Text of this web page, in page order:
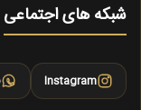
شبکه های اجتماعی
Instagram